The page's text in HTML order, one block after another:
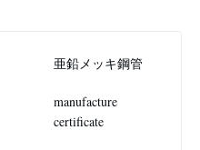
亜鉛メッキ鋼管
manufacture
certificate